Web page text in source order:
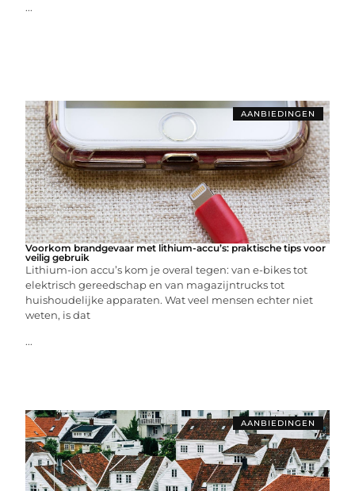
...
AANBIEDINGEN
Voorkom brandgevaar met lithium-accu’s: praktische tips voor
veilig gebruik
Lithium-ion accu’s kom je overal tegen: van e-bikes tot
elektrisch gereedschap en van magazijntrucks tot
huishoudelijke apparaten. Wat veel mensen echter niet
weten, is dat
...
AANBIEDINGEN